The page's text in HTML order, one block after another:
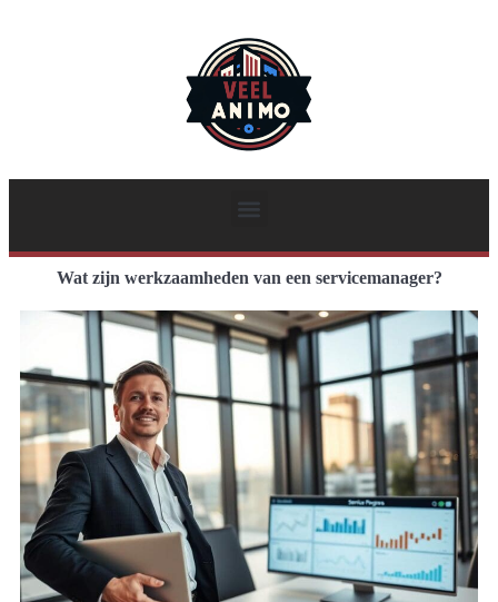
Wat zijn werkzaamheden van een servicemanager?